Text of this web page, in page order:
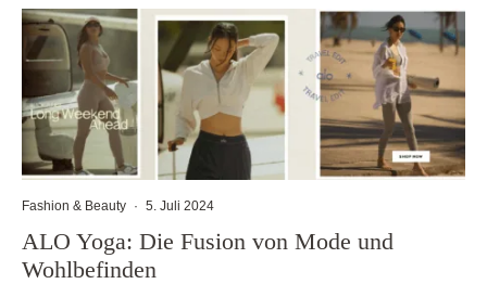
Fashion & Beauty · 5. Juli 2024
ALO Yoga: Die Fusion von Mode und
Wohlbefinden